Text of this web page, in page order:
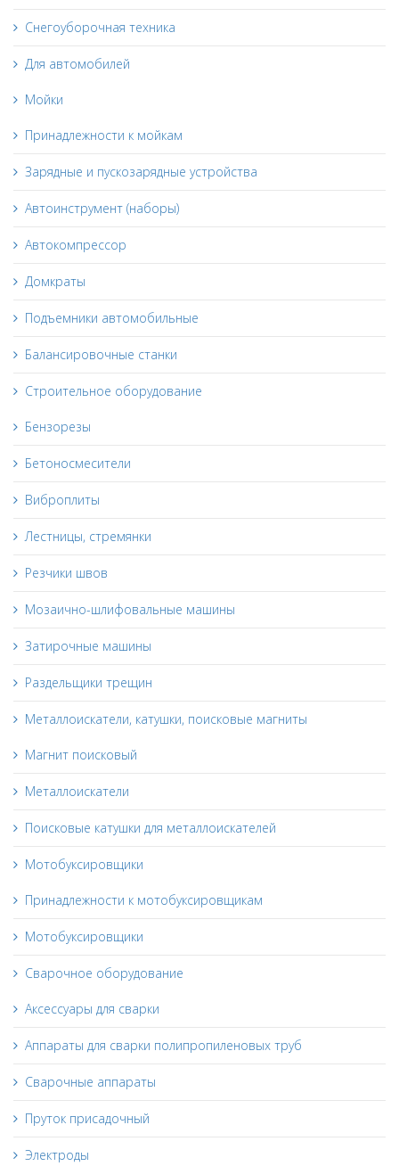
Снегоуборочная техника
Для автомобилей
Мойки
Принадлежности к мойкам
Зарядные и пускозарядные устройства
Автоинструмент (наборы)
Автокомпрессор
Домкраты
Подъемники автомобильные
Балансировочные станки
Строительное оборудование
Бензорезы
Бетоносмесители
Виброплиты
Лестницы, стремянки
Резчики швов
Мозаично-шлифовальные машины
Затирочные машины
Раздельщики трещин
Металлоискатели, катушки, поисковые магниты
Магнит поисковый
Металлоискатели
Поисковые катушки для металлоискателей
Мотобуксировщики
Принадлежности к мотобуксировщикам
Мотобуксировщики
Сварочное оборудование
Аксессуары для сварки
Аппараты для сварки полипропиленовых труб
Сварочные аппараты
Пруток присадочный
Электроды